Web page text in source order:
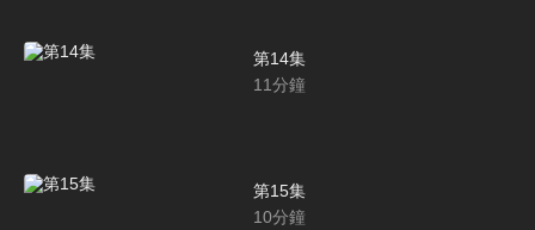
第14集
11分鐘
第15集
10分鐘